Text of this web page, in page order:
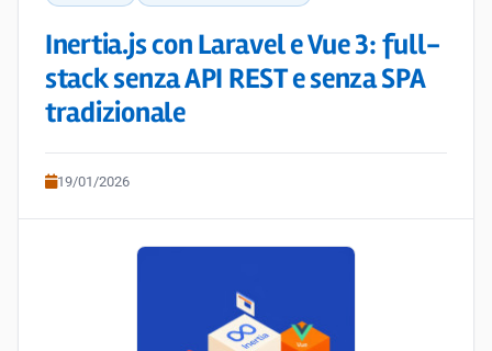
Inertia.js con Laravel e Vue 3: full-
stack senza API REST e senza SPA
tradizionale
19/01/2026